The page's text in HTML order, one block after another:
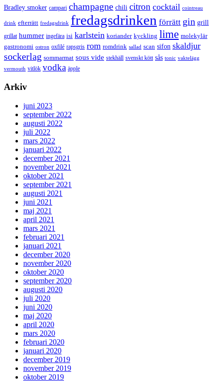
Bradley smoker campari champagne chili citron cocktail cointreau
drink efterrätt fredagsdrink fredagsdrinken förrätt gin grill
grillat hummer ingefära isi karlstein koriander kyckling lime molekylär
gastronomi ostron oxfilé rapsgris rom romdrink sallad scan sifon skaldjur
sockerlag sommarmat sous vide stekhäll svenskt kött sås tonic vaktelägg
vermouth vitlök vodka äpple
Arkiv
juni 2023
september 2022
augusti 2022
juli 2022
mars 2022
januari 2022
december 2021
november 2021
oktober 2021
september 2021
augusti 2021
juni 2021
maj 2021
april 2021
mars 2021
februari 2021
januari 2021
december 2020
november 2020
oktober 2020
september 2020
augusti 2020
juli 2020
juni 2020
maj 2020
april 2020
mars 2020
februari 2020
januari 2020
december 2019
november 2019
oktober 2019